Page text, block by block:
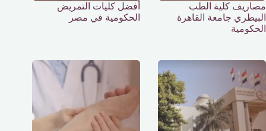
مصاريف كلية الطب
البيطري جامعة القاهرة
الحكومية
أفضل كليات التمريض
الحكومية في مصر